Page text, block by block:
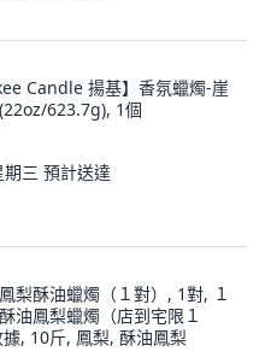
Candle 揚基】香氛蠟燭-崖
623.7g), 1個
三 預計送達
梨酥油蠟燭（１對）, 1對, １
油鳳梨蠟燭（店到宅限１
, 10斤, 鳳梨, 酥油鳳梨